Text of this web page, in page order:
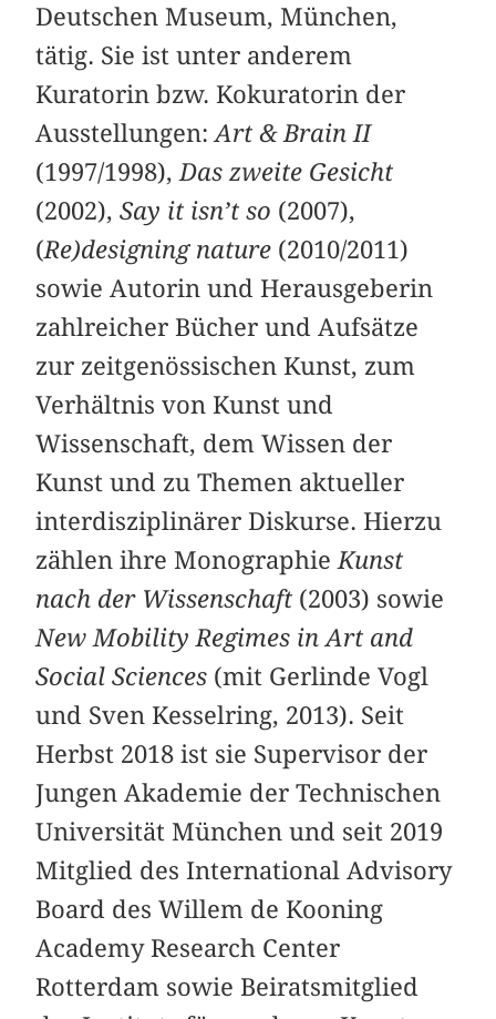
Deutschen Museum, München,
tätig. Sie ist unter anderem
Kuratorin bzw. Kokuratorin der
Ausstellungen:Art & Brain II
(1997/1998), Das zweite Gesicht
(2002),Say it isn’t so (2007),
(Re)designing nature (2010/2011)
sowie Autorin und Herausgeberin
zahlreicher Bücher und Aufsätze
zur zeitgenössischen Kunst, zum
Verhältnis von Kunst und
Wissenschaft, dem Wissen der
Kunst und zu Themen aktueller
interdisziplinärer Diskurse. Hierzu
zählen ihre Monographie Kunst
nach der Wissenschaft (2003) sowie
New Mobility Regimes in Art and
Social Sciences (mit Gerlinde Vogl
und Sven Kesselring, 2013). Seit
Herbst 2018 ist sie Supervisor der
Jungen Akademie der Technischen
Universität München und seit 2019
Mitglied des International Advisory
Board des Willem de Kooning
Academy Research Center
Rotterdam sowie Beiratsmitglied